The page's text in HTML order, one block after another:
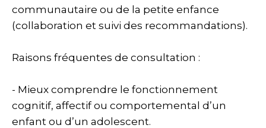
communautaire ou de la petite enfance
(collaboration et suivi des recommandations).
Raisons fréquentes de consultation :
- Mieux comprendre le fonctionnement
cognitif, affectif ou comportemental d’un
enfant ou d’un adolescent.